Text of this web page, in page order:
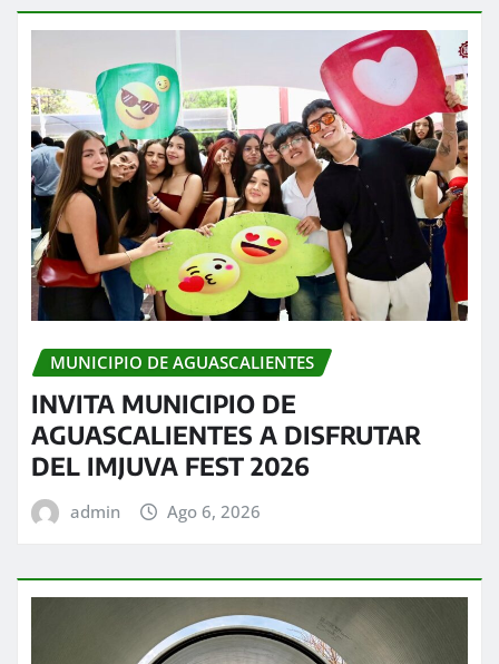
MUNICIPIO DE AGUASCALIENTES
INVITA MUNICIPIO DE
AGUASCALIENTES A DISFRUTAR
DEL IMJUVA FEST 2026
admin Ago 6, 2026